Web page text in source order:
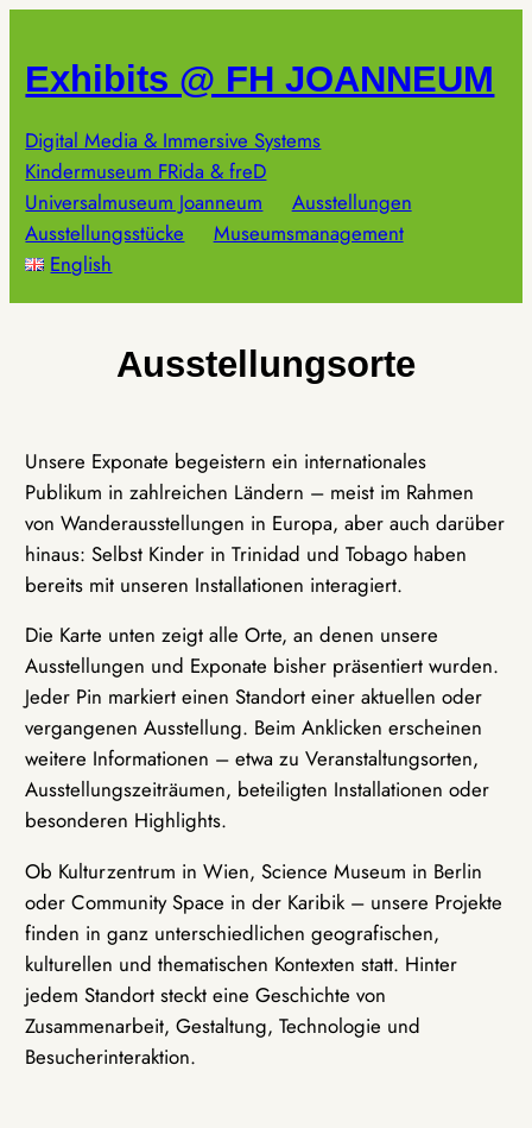
springen
Exhibits @ FH JOANNEUM
Digital Media & Immersive Systems
Kindermuseum FRida & freD
Universalmuseum Joanneum
Ausstellungen
Ausstellungsstücke
Museumsmanagement
English
Ausstellungsorte
Unsere Exponate begeistern ein internationales
Publikum in zahlreichen Ländern – meist im Rahmen
von Wanderausstellungen in Europa, aber auch darüber
hinaus: Selbst Kinder in Trinidad und Tobago haben
bereits mit unseren Installationen interagiert.
Die Karte unten zeigt alle Orte, an denen unsere
Ausstellungen und Exponate bisher präsentiert wurden.
Jeder Pin markiert einen Standort einer aktuellen oder
vergangenen Ausstellung. Beim Anklicken erscheinen
weitere Informationen – etwa zu Veranstaltungsorten,
Ausstellungszeiträumen, beteiligten Installationen oder
besonderen Highlights.
Ob Kulturzentrum in Wien, Science Museum in Berlin
oder Community Space in der Karibik – unsere Projekte
finden in ganz unterschiedlichen geografischen,
kulturellen und thematischen Kontexten statt. Hinter
jedem Standort steckt eine Geschichte von
Zusammenarbeit, Gestaltung, Technologie und
Besucherinteraktion.